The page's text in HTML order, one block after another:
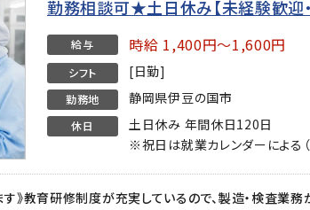
勤務相談可★土日休み【未経験歓迎・
給与 時給 1,400円～1,600円
シフト [日勤]
勤務地 静岡県伊豆の国市
休日
土日休み 年間休日120日
※祝日は就業カレンダーによる